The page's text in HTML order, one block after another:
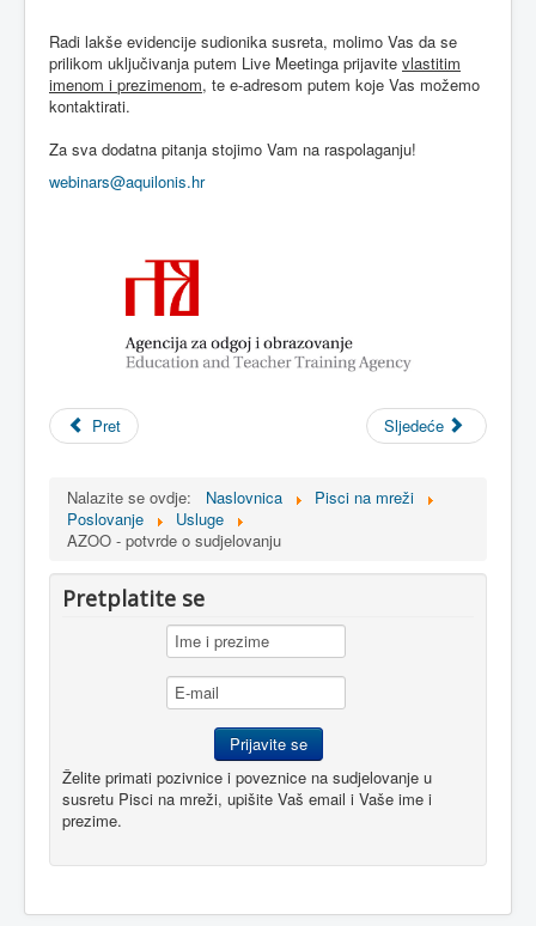
Radi lakše evidencije sudionika susreta, molimo Vas da se
prilikom uključivanja putem Live Meetinga prijavite vlastitim
imenom i prezimenom, te e-adresom putem koje Vas možemo
kontaktirati.
Za sva dodatna pitanja stojimo Vam na raspolaganju!
webinars@aquilonis.hr
Pret Sljedeće
Nalazite se ovdje: Naslovnica
Pisci na mreži
Poslovanje
Usluge
AZOO - potvrde o sudjelovanju
Pretplatite se
Želite primati pozivnice i poveznice na sudjelovanje u
susretu Pisci na mreži, upišite Vaš email i Vaše ime i
prezime.